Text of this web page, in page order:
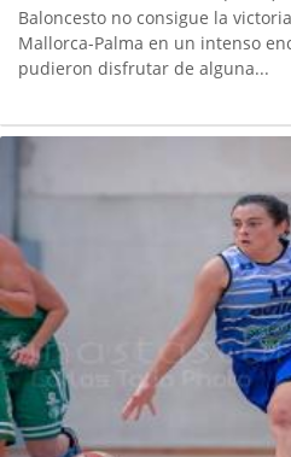
Baloncesto no consigue la
Mallorca-Palma en un intenso
pudieron disfrutar de alguna...